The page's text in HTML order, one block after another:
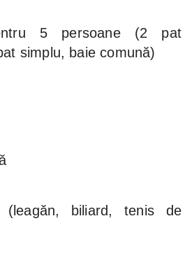
5 persoane (2 pat
simplu, baie comună)
biliard, tenis de